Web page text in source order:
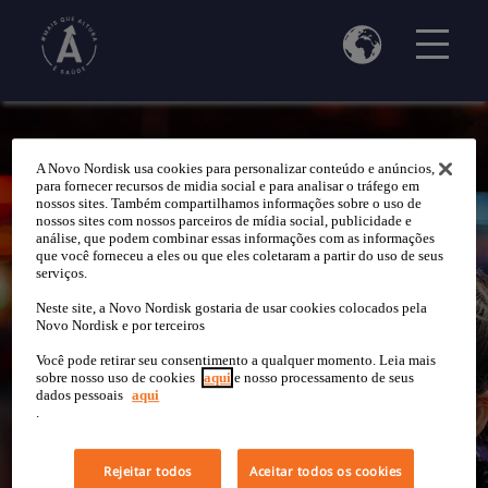
A Novo Nordisk usa cookies para personalizar conteúdo e anúncios,
para fornecer recursos de midia social e para analisar o tráfego em
nossos sites. Também compartilhamos informações sobre o uso de
nossos sites com nossos parceiros de mídia social, publicidade e
análise, que podem combinar essas informações com as informações
que você forneceu a eles ou que eles coletaram a partir do uso de seus
serviços.
Neste site, a Novo Nordisk gostaria de usar cookies colocados pela
Novo Nordisk e por terceiros
Você pode retirar seu consentimento a qualquer momento. Leia mais
sobre nosso uso de cookies aqui e nosso processamento de seus
dados pessoais aqui
Rejeitar todos Aceitar todos os cookies